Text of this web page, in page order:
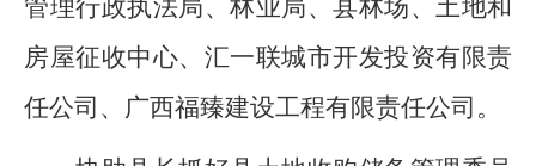
管理行政执法局、 林业局、县林场、土地和
房屋征收中心、汇一联城市开发投资有限责
任公司、 广西福臻建设工程有限责任公司 。